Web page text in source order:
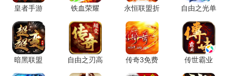
面对面交易
操作方法：找到想要交易的玩家后，双方靠近，点击对方角
皇者手游
gm版 1.0.2
安卓版
铁血荣耀
10.0.0.55.105
最新版
永恒联盟折
扣服
1.1.238 最
新版
自由之光单
机版 1.0.2
官方版
暗黑联盟
1.0.2 最新
自由之刃高
爆版 1.0.12
传奇3免费
版 1.0.0 手
传世霸业
1.0.2 官方